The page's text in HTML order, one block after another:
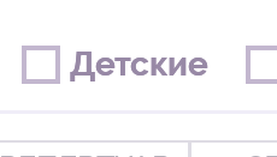
Детские
Детские